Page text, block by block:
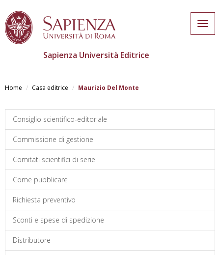
main
Sapienza Università Editrice
Home Casa editrice Maurizio Del Monte
Consiglio scientifico-editoriale
Commissione di gestione
Comitati scientifici di serie
Come pubblicare
Richiesta preventivo
Sconti e spese di spedizione
Distributore